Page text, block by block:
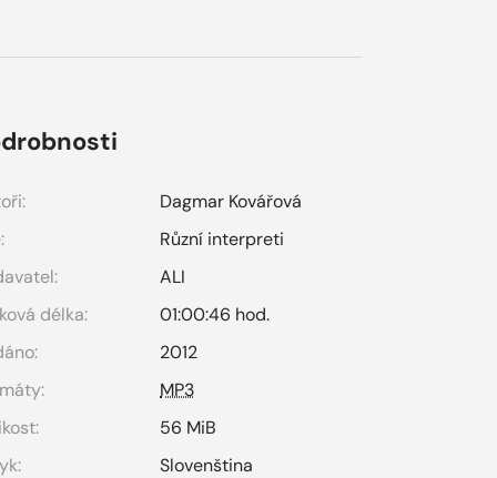
Dagmar Kovářová
Různí interpreti
ALI
délka:
01:00:46 hod.
2012
MP3
56 MiB
Slovenština